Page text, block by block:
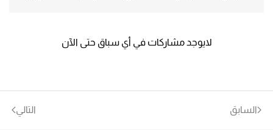
لايوجد مشاركات في أي سباق حتى الآن
السابق التالي